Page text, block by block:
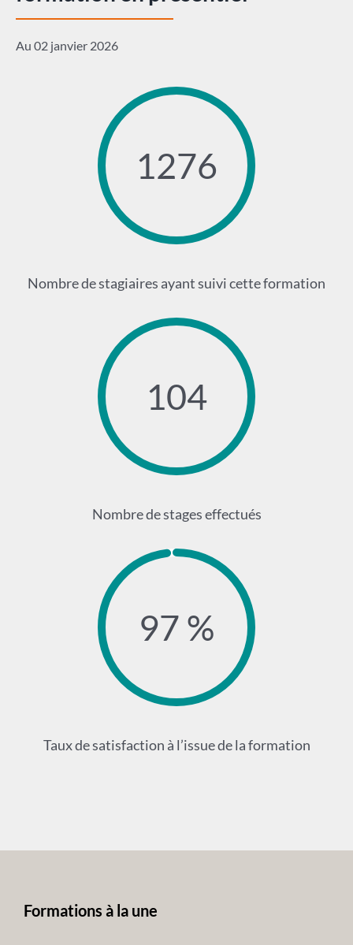
Au 02 janvier 2026
1276
Nombre de stagiaires ayant suivi cette formation
104
Nombre de stages effectués
97 %
Taux de satisfaction à l’issue de la formation
Formations à la une